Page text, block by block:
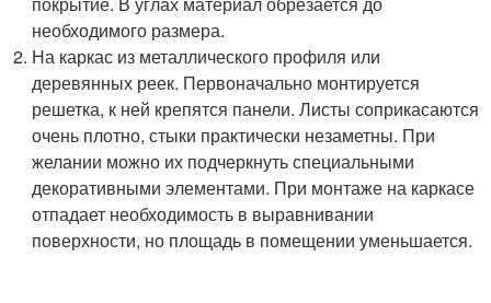
необходимого размера.
На каркас из металлического профиля или
деревянных реек. Первоначально монтируется
решетка, к ней крепятся панели. Листы соприкасаются
очень плотно, стыки практически незаметны. При
желании можно их подчеркнуть специальными
декоративными элементами. При монтаже на каркасе
отпадает необходимость в выравнивании
поверхности, но площадь в помещении уменьшается.